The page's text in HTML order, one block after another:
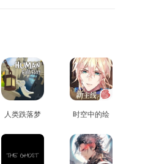
人类跌落梦
时空中的绘